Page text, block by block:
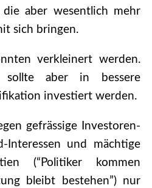
die aber wesentlich mehr
sich bringen.
verkleinert werden.
sollte aber in bessere
investiert werden.
gefrässige Investoren-
Interessen und mächtige
(“Politiker kommen
bleibt bestehen”) nur